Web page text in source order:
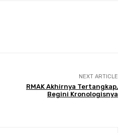
NEXT ARTICLE
RMAK Akhirnya Tertangkap,
Begini Kronologisnya